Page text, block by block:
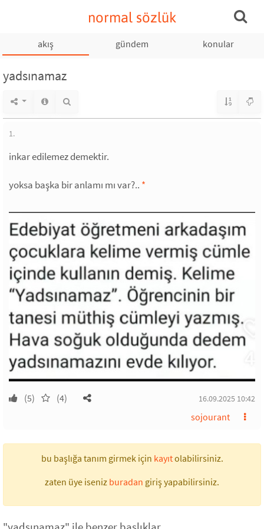
normal sözlük
akış gündem konular
yadsınamaz
1.
inkar edilemez demektir.
yoksa başka bir anlamı mı var?.. *
(5) (4) 16.09.2025 10:42
sojourant
bu başlığa tanım girmek için kayıtolabilirsiniz.
zaten üye iseniz buradan giriş yapabilirsiniz.